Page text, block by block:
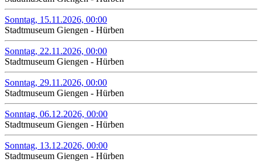
Sonntag, 15.11.2026, 00:00
Stadtmuseum Giengen - Hürben
Sonntag, 22.11.2026, 00:00
Stadtmuseum Giengen - Hürben
Sonntag, 29.11.2026, 00:00
Stadtmuseum Giengen - Hürben
Sonntag, 06.12.2026, 00:00
Stadtmuseum Giengen - Hürben
Sonntag, 13.12.2026, 00:00
Stadtmuseum Giengen - Hürben